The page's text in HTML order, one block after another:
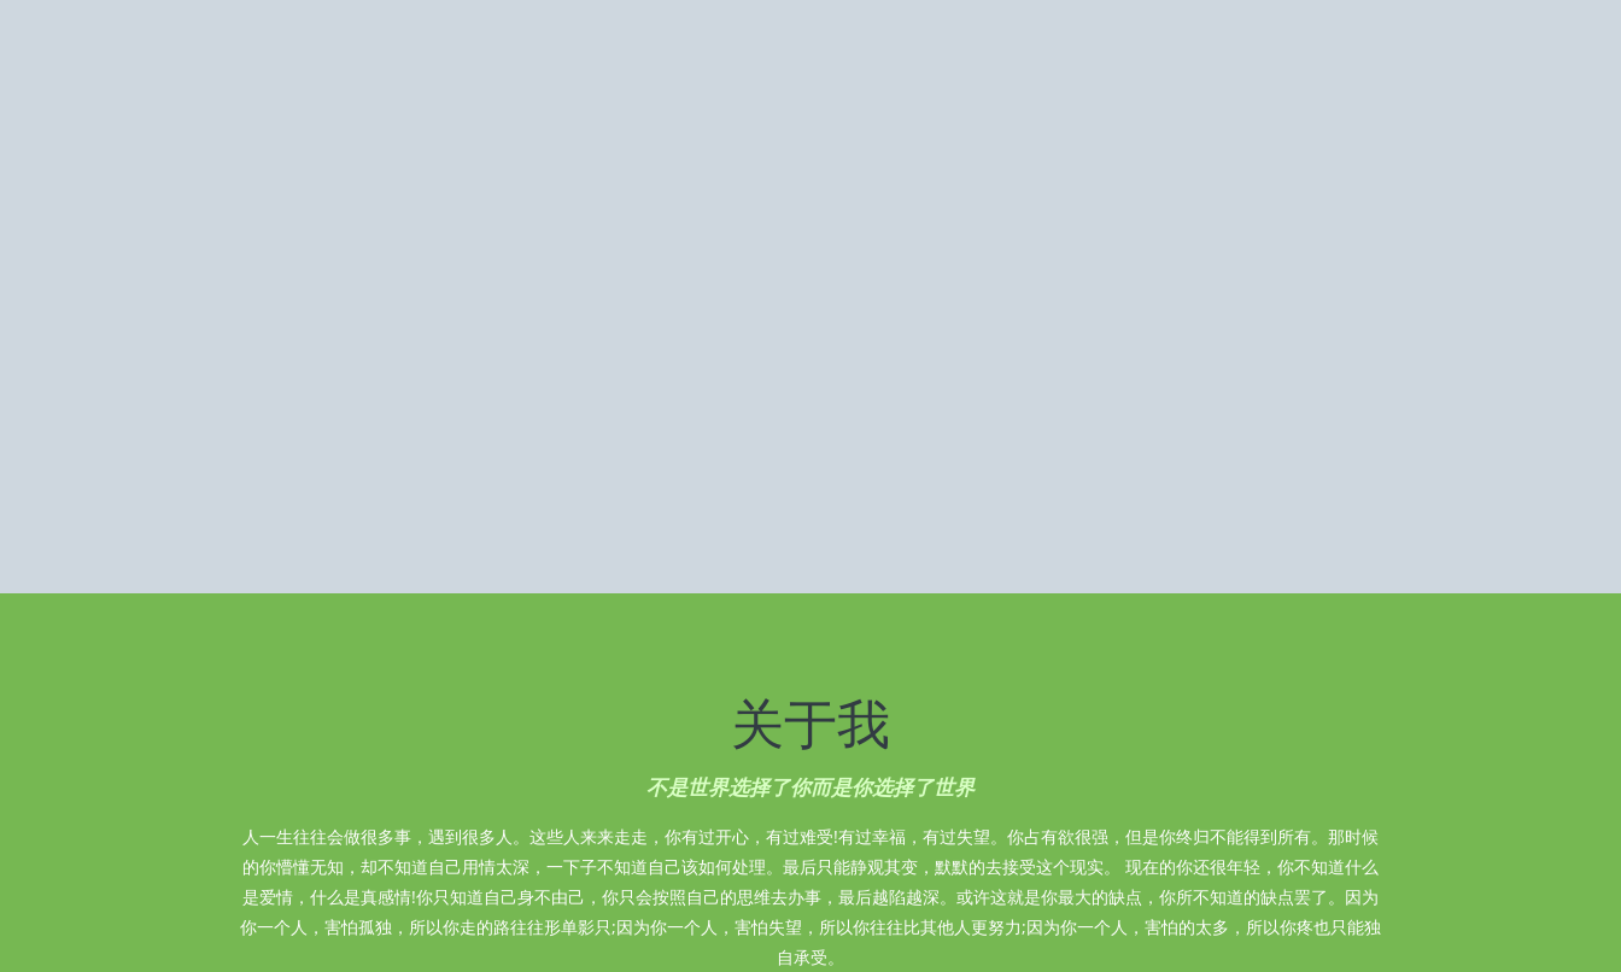
关于我
不是世界选择了你而是你选择了世界
人一生往往会做很多事，遇到很多人。这些人来来走走，你有过开心，有过难受!有过幸福，有过失望。你占有欲很强，但是你终归不能得到所有。那时候
的你懵懂无知，却不知道自己用情太深，一下子不知道自己该如何处理。最后只能静观其变，默默的去接受这个现实。 现在的你还很年轻，你不知道什么
是爱情，什么是真感情!你只知道自己身不由己，你只会按照自己的思维去办事，最后越陷越深。或许这就是你最大的缺点，你所不知道的缺点罢了。因为
你一个人，害怕孤独，所以你走的路往往形单影只;因为你一个人，害怕失望，所以你往往比其他人更努力;因为你一个人，害怕的太多，所以你疼也只能独
自承受。